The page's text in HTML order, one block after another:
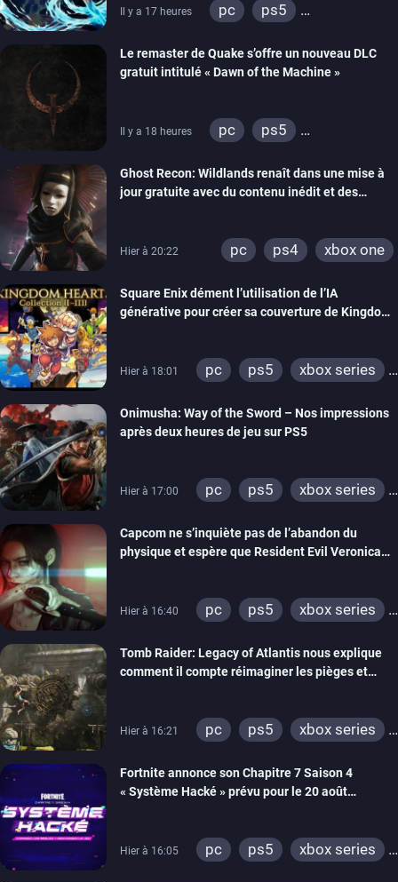
Il y a 17 heures pc
ps5
Le remaster de Quake s’offre un nouveau DLC
gratuit intitulé « Dawn of the Machine »
Il y a 18 heures pc
ps5
ps4
xbox one
nintendo 64
Ghost Recon: Wildlands renaît dans une mise à
jour gratuite avec du contenu inédit et des
Hier à 20:22 pc ps4 xbox one
Square Enix dément l’utilisation de l’IA
générative pour créer sa couverture de Kingdom
Hier à 18:01 pc ps5
xbox series
Onimusha: Way of the Sword – Nos impressions
après deux heures de jeu sur PS5
Hier à 17:00 pc ps5
xbox series
Capcom ne s’inquiète pas de l’abandon du
physique et espère que Resident Evil Veronica
Hier à 16:40 pc ps5
xbox series
Tomb Raider: Legacy of Atlantis nous explique
comment il compte réimaginer les pièges et
Hier à 16:21 pc ps5
xbox series
Fortnite annonce son Chapitre 7 Saison 4
« Système Hacké » prévu pour le 20 août
Hier à 16:05 pc ps5
xbox series